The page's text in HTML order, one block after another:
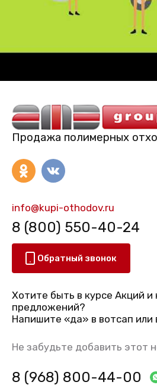
Продажа полимерных
info@kupi-othodov.ru
8 (800) 550-40-24
Обратный звонок
Хотите быть в курсе Акций и
предложений?
Напишите «да» в вотсап или
Не забудьте добавить этот
8 (968) 800-44-00